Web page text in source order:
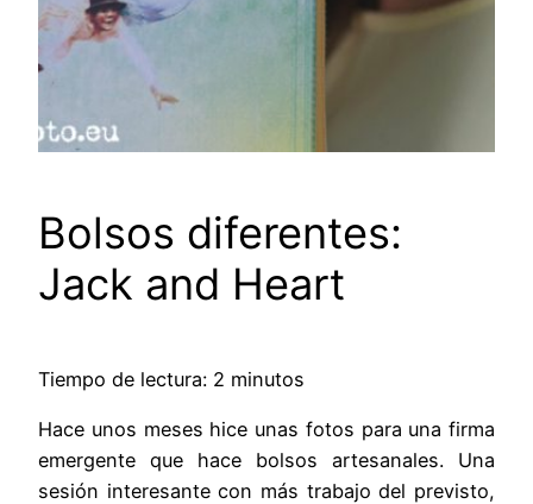
Bolsos diferentes:
Jack and Heart
Tiempo de lectura: 2 minutos
Hace unos meses hice unas fotos para una firma
emergente que hace bolsos artesanales. Una
sesión interesante con más trabajo del previsto,